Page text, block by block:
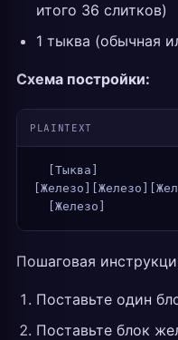
итого 36 слитков)
1 тыква (обычная
Схема постройки:
PLAINTEXT
  [Тыква]
  [Железо]
Пошаговая
Поставьте один
Поставьте блок